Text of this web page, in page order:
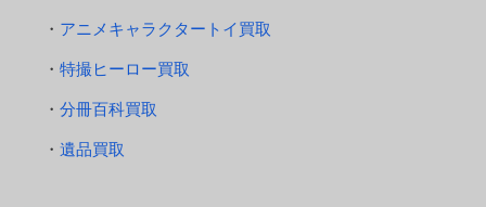
アニメキャラクタートイ買取
特撮ヒーロー買取
分冊百科買取
遺品買取